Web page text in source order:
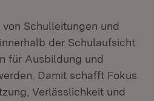
Schulleitungen und
der Schulaufsicht
für Ausbildung und
Damit schafft Fokus
Verlässlichkeit und